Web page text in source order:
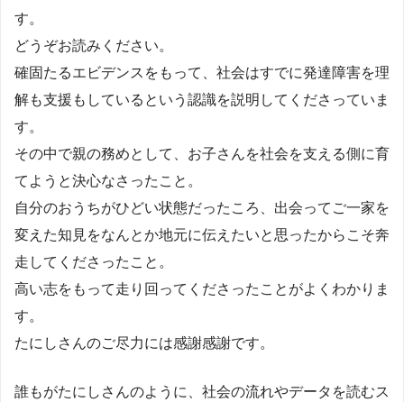
す。
どうぞお読みください。
確固たるエビデンスをもって、社会はすでに発達障害を理
解も支援もしているという認識を説明してくださっていま
す。
その中で親の務めとして、お子さんを社会を支える側に育
てようと決心なさったこと。
自分のおうちがひどい状態だったころ、出会ってご一家を
変えた知見をなんとか地元に伝えたいと思ったからこそ奔
走してくださったこと。
高い志をもって走り回ってくださったことがよくわかりま
す。
たにしさんのご尽力には感謝感謝です。
誰もがたにしさんのように、社会の流れやデータを読むス